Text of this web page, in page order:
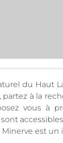
du Haut
partez à la
vous à
Minerve est